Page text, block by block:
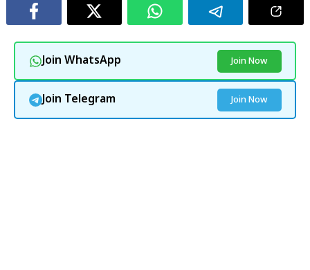
Join WhatsApp Join Now
Join Telegram Join Now